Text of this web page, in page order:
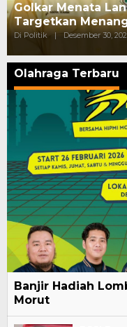
Golkar Menata
Targetkan
Di Politik | Desember 30,
Olahraga Terbaru
Banjir Hadiah
Morut